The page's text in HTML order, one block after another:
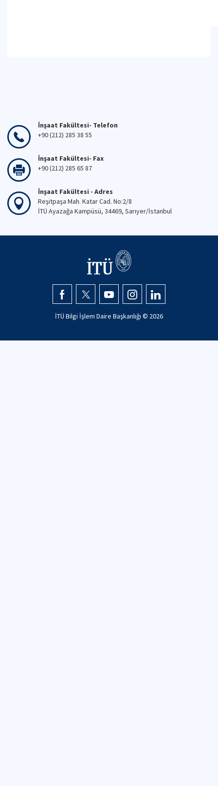
İnşaat Fakültesi- Telefon
+90 (212) 285 38 55
İnşaat Fakültesi- Fax
+90 (212) 285 65 87
İnşaat Fakültesi - Adres
Reşitpaşa Mah. Katar Cad. No:2/8
İTÜ Ayazağa Kampüsü, 34469, Sarıyer/İstanbul
İTÜ Bilgi İşlem Daire Başkanlığı © 2026